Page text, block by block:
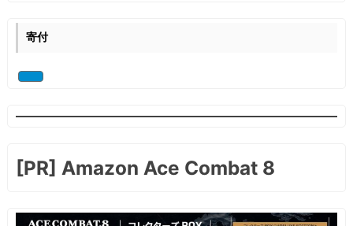
寄付
[PR] Amazon Ace Combat 8